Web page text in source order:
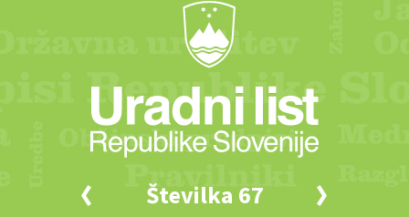
Številka 67